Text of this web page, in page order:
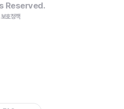
Reserved.
호정책